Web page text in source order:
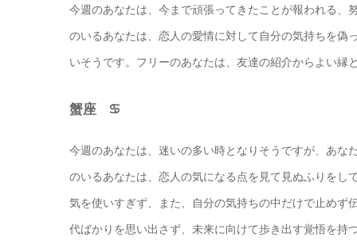
今週のあなたは、今まで頑張ってきたことが報われる、
のいるあなたは、恋人の愛情に対して自分の気持ちを偽
いそうです。フリーのあなたは、友達の紹介からよい
蟹座 ♋️
今週のあなたは、迷いの多い時となりそうですが、あな
のいるあなたは、恋人の気になる点を見て見ぬふりをし
気を使いすぎず、また、自分の気持ちの中だけで止めず
代ばかりを思い出さず、未来に向けて歩き出す覚悟を持